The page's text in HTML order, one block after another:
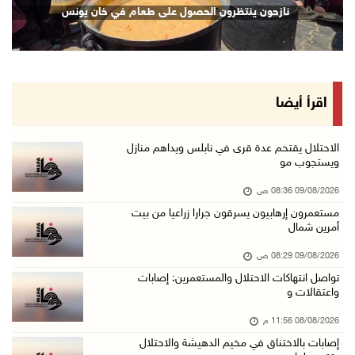
08/آب/2026 11:05 م
قوات الاحتلال تقتحم مدينة البيرة
هيئة الجدار: الاحتلال يطرح عطاءً لبناء 627 وح ...
إصابة 6 مواطنين خلال هجوم لمستعمرين إرهابيين ...
08/آب/2026 10:12 م
الاحتلال يحتجز مواطنين من طمون ومخيم الفارعة
مستعمرون يهاجمون مسجدا في بلدة إذنا غرب الخلي ...
08/آب/2026 09:11 م
الاحتلال يقتحم كوبر شمال رام الله
نازحون ينتظرون الحصول على طعام في خان يونس
اقرأ أيضا
الاحتلال يقتحم عدة قرى في نابلس ويداهم منازل
ويستجوب مو
09/08/2026 08:36 ص
مستعمرون إرهابيون يسرقون جرارا زراعيا من بيت
أمرين شمال
09/08/2026 08:29 ص
تواصل انتهاكات الاحتلال والمستعمرين: إصابات
واعتقالات و
08/08/2026 11:56 م
إصابات بالاختناق في مخيم الدهيشة والاحتلال